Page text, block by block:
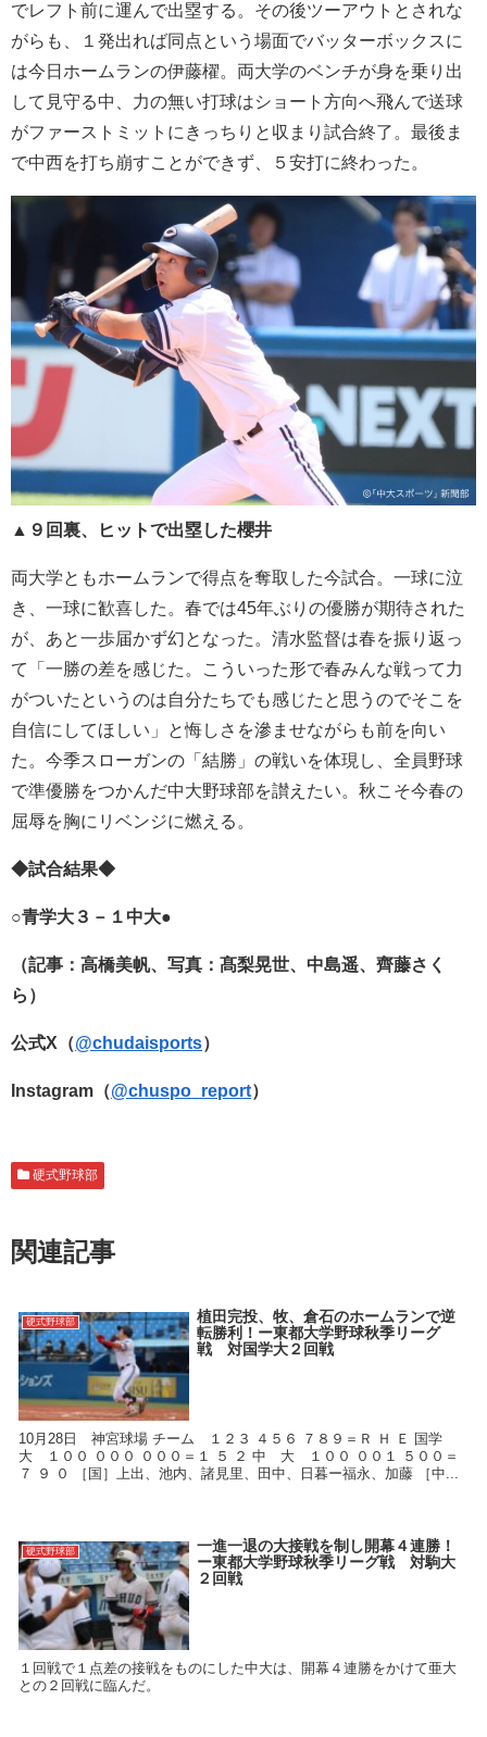
でレフト前に運んで出塁する。その後ツーアウトとされな
がらも、１発出れば同点という場面でバッターボックスに
は今日ホームランの伊藤櫂。両大学のベンチが身を乗り出
して見守る中、力の無い打球はショート方向へ飛んで送球
がファーストミットにきっちりと収まり試合終了。最後ま
で中西を打ち崩すことができず、５安打に終わった。
▲ ９回裏、ヒットで出塁した櫻井
両大学ともホームランで得点を奪取した今試合。一球に泣
き、一球に歓喜した。春では45年ぶりの優勝が期待された
が、あと一歩届かず幻となった。清水監督は春を振り返っ
て「一勝の差を感じた。こういった形で春みんな戦って力
がついたというのは自分たちでも感じたと思うのでそこを
自信にしてほしい」と悔しさを滲ませながらも前を向い
た。今季スローガンの「結勝」の戦いを体現し、全員野球
で準優勝をつかんだ中大野球部を讃えたい。秋こそ今春の
屈辱を胸にリベンジに燃える。
◆試合結果◆
○青学大３－１中大●
（記事：高橋美帆、写真：髙梨晃世、中島遥、齊藤さく
ら）
公式X（@chudaisports）
Instagram（@chuspo_report）
硬式野球部
関連記事
硬式野球部
植田完投、牧、倉石のホームランで逆
転勝利！ー東都大学野球秋季リーグ
戦 対国学大２回戦
10月28日 神宮球場 チーム １２３ ４５６ ７８９＝Ｒ Ｈ Ｅ 国学
大 １００ ０００ ０００＝１ ５ ２ 中 大 １００ ００１ ５００＝
７ ９ ０ ［国］上出、池内、諸見里、田中、日暮ー福永、加藤 ［中...
硬式野球部
一進一退の大接戦を制し開幕４連勝！
ー東都大学野球秋季リーグ戦 対駒大
２回戦
１回戦で１点差の接戦をものにした中大は、開幕４連勝をかけて亜大
との２回戦に臨んだ。